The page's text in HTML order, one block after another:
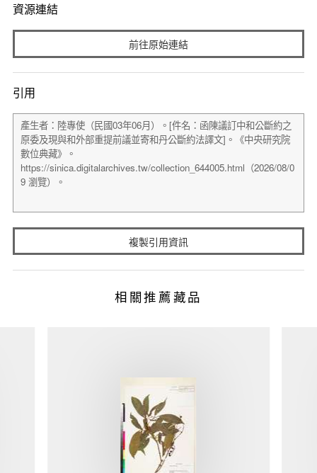
資源連結
前往原始連結
引用
複製引用資訊
相關推薦藏品